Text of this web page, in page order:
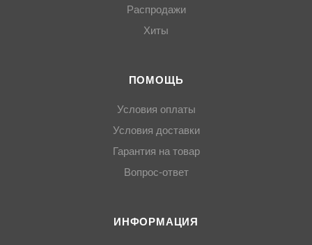
Распродажи
Хиты
ПОМОЩЬ
Условия оплаты
Условия доставки
Гарантия на товар
Вопрос-ответ
ИНФОРМАЦИЯ